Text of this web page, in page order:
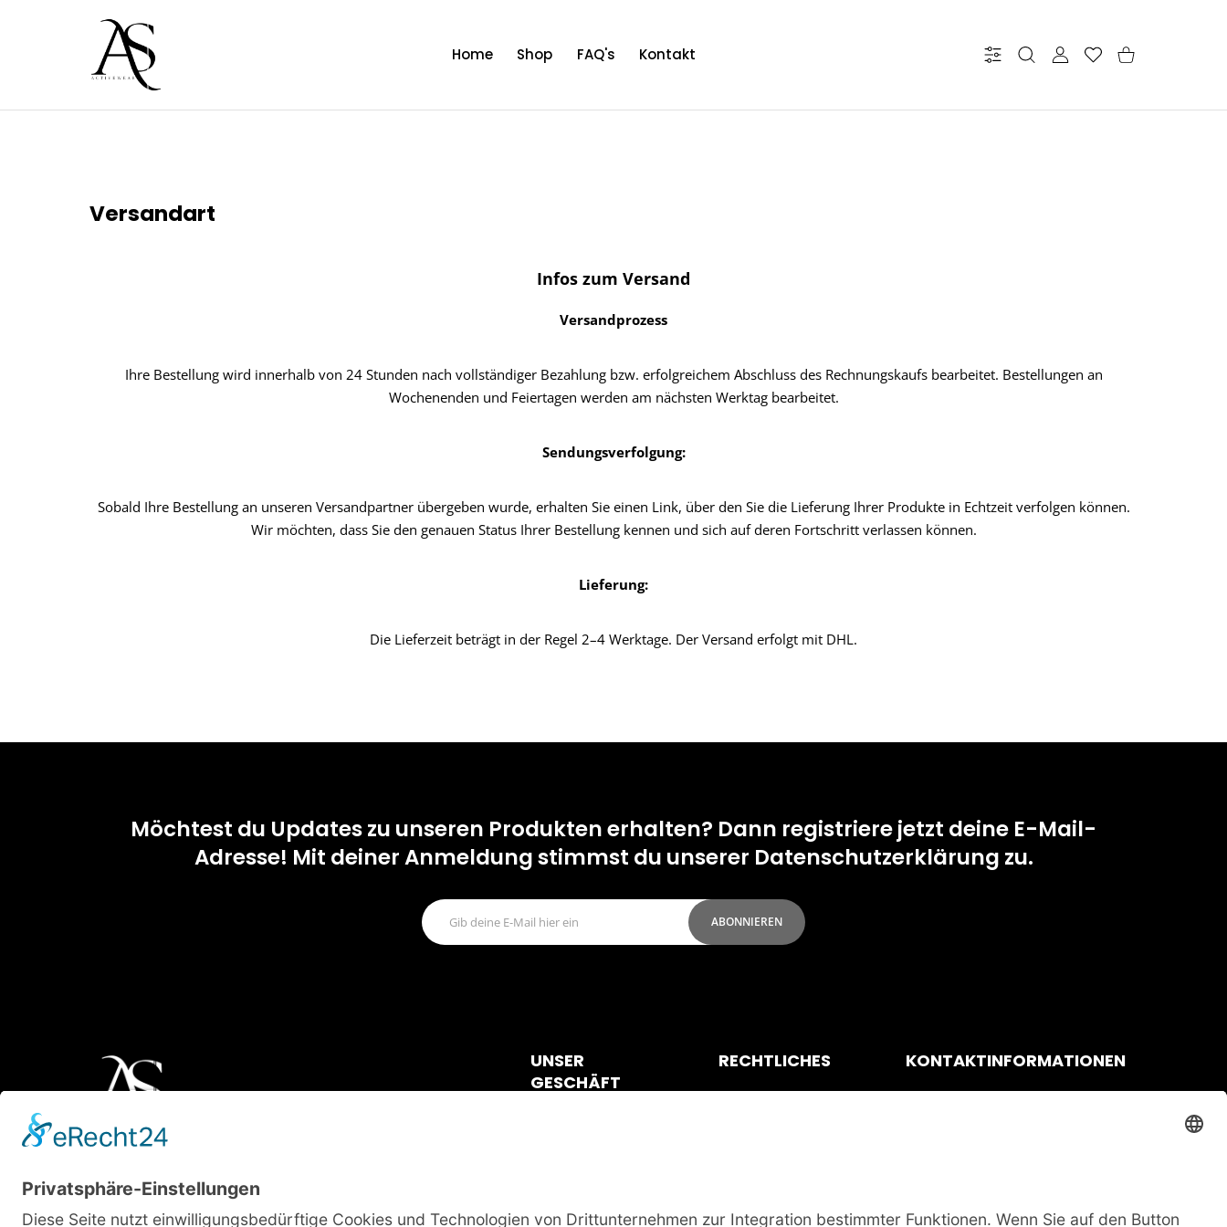
Home Shop FAQ's Kontakt Einstellungen BENUTZERKONTO
WunschzettelEinkaufswagen
Versandart
Infos zum Versand
Versandprozess
Ihre Bestellung wird innerhalb von 24 Stunden nach vollständiger Bezahlung bzw. erfolgreichem Abschluss des Rechnungskaufs bearbeitet. Bestellungen an
Wochenenden und Feiertagen werden am nächsten Werktag bearbeitet.
Sendungsverfolgung:
Sobald Ihre Bestellung an unseren Versandpartner übergeben wurde, erhalten Sie einen Link, über den Sie die Lieferung Ihrer Produkte in Echtzeit verfolgen können.
Wir möchten, dass Sie den genauen Status Ihrer Bestellung kennen und sich auf deren Fortschritt verlassen können.
Lieferung:
Die Lieferzeit beträgt in der Regel 2–4 Werktage. Der Versand erfolgt mit DHL.
Möchtest du Updates zu unseren Produkten erhalten? Dann registriere jetzt deine E-Mail-
Adresse! Mit deiner Anmeldung stimmst du unserer Datenschutzerklärung zu.
ABONNIEREN
Komfort, Haltbarkeit und Stil vereint. Gemacht, um Sie
überallhin zu begleiten.
UNSER
GESCHÄFT
Zahlungsmöglichkeiten
RECHTLICHES KONTAKTINFORMATIONEN